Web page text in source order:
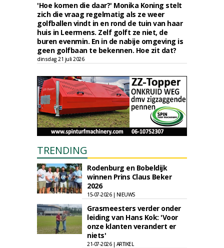
'Hoe komen die daar?' Monika Koning stelt
zich die vraag regelmatig als ze weer
golfballen vindt in en rond de tuin van haar
huis in Leermens. Zelf golft ze niet, de
buren evenmin. En in de nabije omgeving is
geen golfbaan te bekennen. Hoe zit dat?
dinsdag 21 juli 2026
TRENDING
Rodenburg en Bobeldijk
winnen Prins Claus Beker
2026
15-07-2026 | NIEUWS
Grasmeesters verder onder
leiding van Hans Kok: 'Voor
onze klanten verandert er
niets'
21-07-2026 | ARTIKEL